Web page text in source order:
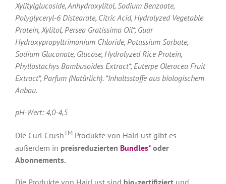
Xylitylglucoside, Anhydroxylitol, Sodium Benzoate,
Polyglyceryl-6 Distearate, Citric Acid, Hydrolyzed Vegetable
Protein, Xylitol, Persea Gratissima Oil*, Guar
Hydroxypropyltrimonium Chloride, Potassium Sorbate,
Sodium Gluconate, Glucose, Hydrolyzed Rice Protein,
Phyllostachys Bambusoides Extract*, Euterpe Oleracea Fruit
Extract*, Parfum (Natürlich). *Inhaltsstoffe aus biologischem
Anbau.
pH-Wert: 4,0-4,5
Die Curl CrushTMProdukte von HairLust gibt es
außerdem in preisreduzierten Bundles*oder
Abonnements.
Die Produkte von HairLust sind bio-zertifiziertund